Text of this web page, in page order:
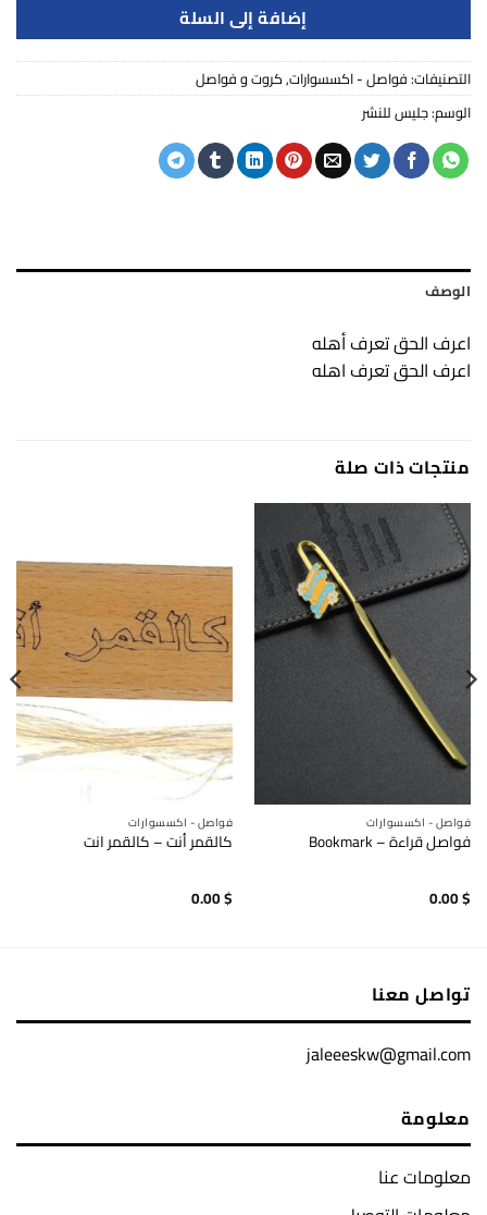
إضافة إلى السلة
التصنيفات:فواصل - اكسسوارات,كروت و فواصل
الوسم:جليس للنشر
الوصف
اعرف الحق تعرف أهله
اعرف الحق تعرف اهله
منتجات ذات صلة
فواصل - اكسسوارات
فواصل قراءة – Bookmark
0.00$
فواصل - اكسسوارات
كالقمر أنت – كالقمر انت
0.00$
تواصل معنا
jaleeeskw@gmail.com
معلومة
معلومات عنا